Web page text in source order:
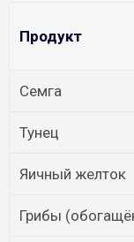
Продукт
Семга
Тунец
Яичный желток
Грибы